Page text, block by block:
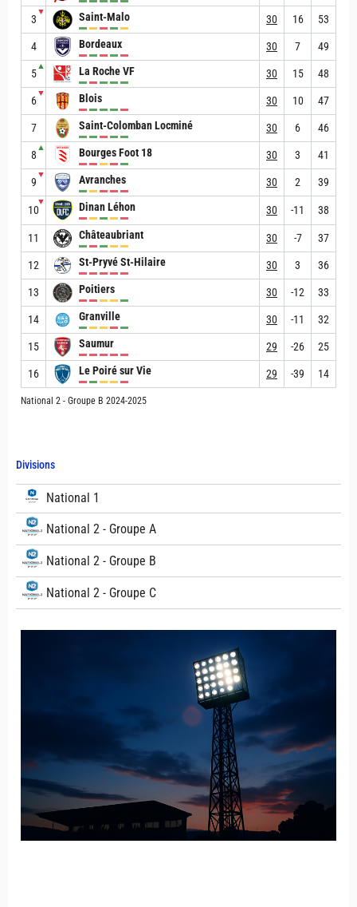
Divisions
National 1
National 2 - Groupe A
National 2 - Groupe B
National 2 - Groupe C
3
▼ Saint-Malo 30 16 53
4 Bordeaux 30 7 49
5
▲ La Roche VF 30 15 48
6
▼ Blois 30 10 47
7 Saint-Colomban Locminé 30 6 46
8
▲ Bourges Foot 18 30 3 41
9
▼ Avranches 30 2 39
10
▼ Dinan Léhon 30 -11 38
11 Châteaubriant 30 -7 37
12 St-Pryvé St-Hilaire 30 3 36
13 Poitiers 30 -12 33
14 Granville 30 -11 32
15 Saumur 29 -26 25
16 Le Poiré sur Vie 29 -39 14
National 2 - Groupe B 2024-2025